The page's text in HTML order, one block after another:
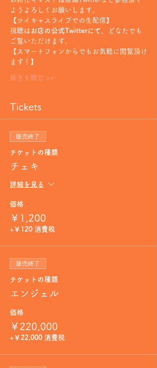
ようよろしくお願いします。
【ツイキャスライブでの生配信】
視聴は お店の公式Twitterにて 、どなたでも
ご覧いただけます。
【スマートフォンからでもお気軽に閲覧頂け
ます！】
続きを読む >>
Tickets
販売終了
チケットの種類
チェキ
詳細を見る
価格
￥1,200
+￥120 消費税
販売終了
チケットの種類
エンジェル
価格
￥220,000
+￥22,000 消費税